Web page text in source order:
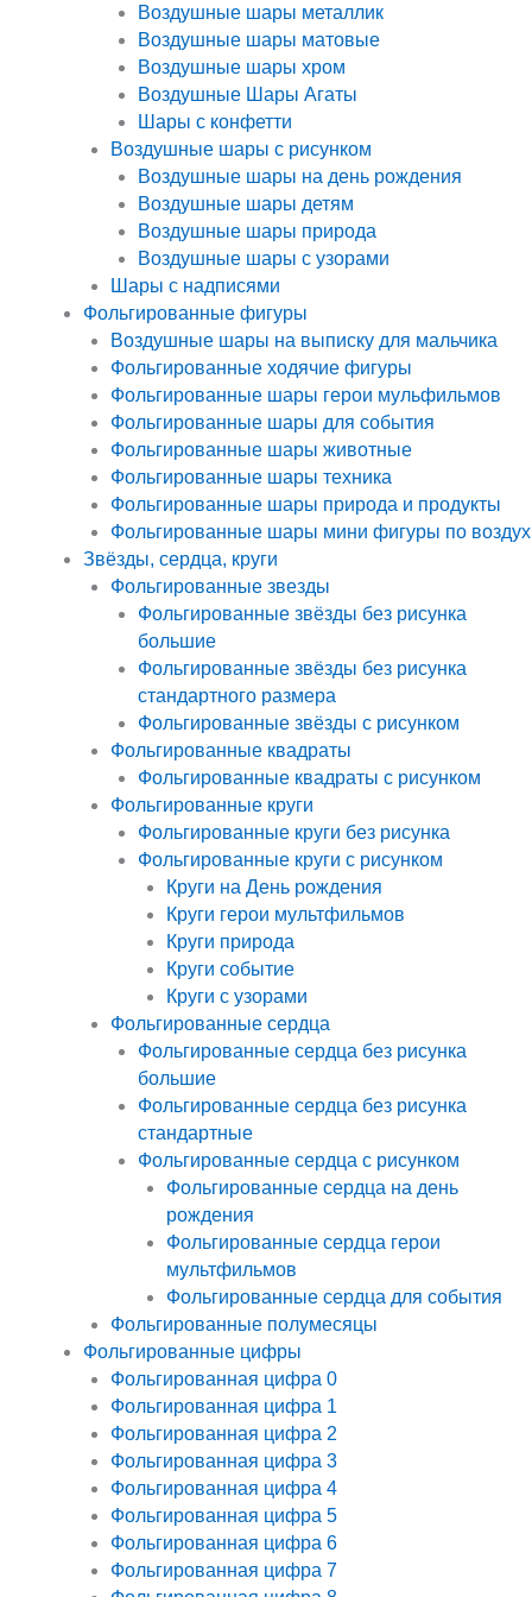
Воздушные шары металлик
Воздушные шары матовые
Воздушные шары хром
Воздушные Шары Агаты
Шары с конфетти
Воздушные шары с рисунком
Воздушные шары на день рождения
Воздушные шары детям
Воздушные шары природа
Воздушные шары с узорами
Шары с надписями
Фольгированные фигуры
Воздушные шары на выписку для мальчика
Фольгированные ходячие фигуры
Фольгированные шары герои мульфильмов
Фольгированные шары для события
Фольгированные шары животные
Фольгированные шары техника
Фольгированные шары природа и продукты
Фольгированные шары мини фигуры по воздух
Звёзды, сердца, круги
Фольгированные звезды
Фольгированные звёзды без рисунка
большие
Фольгированные звёзды без рисунка
стандартного размера
Фольгированные звёзды с рисунком
Фольгированные квадраты
Фольгированные квадраты с рисунком
Фольгированные круги
Фольгированные круги без рисунка
Фольгированные круги с рисунком
Круги на День рождения
Круги герои мультфильмов
Круги природа
Круги событие
Круги с узорами
Фольгированные сердца
Фольгированные сердца без рисунка
большие
Фольгированные сердца без рисунка
стандартные
Фольгированные сердца с рисунком
Фольгированные сердца на день
рождения
Фольгированные сердца герои
мультфильмов
Фольгированные сердца для события
Фольгированные полумесяцы
Фольгированные цифры
Фольгированная цифра 0
Фольгированная цифра 1
Фольгированная цифра 2
Фольгированная цифра 3
Фольгированная цифра 4
Фольгированная цифра 5
Фольгированная цифра 6
Фольгированная цифра 7